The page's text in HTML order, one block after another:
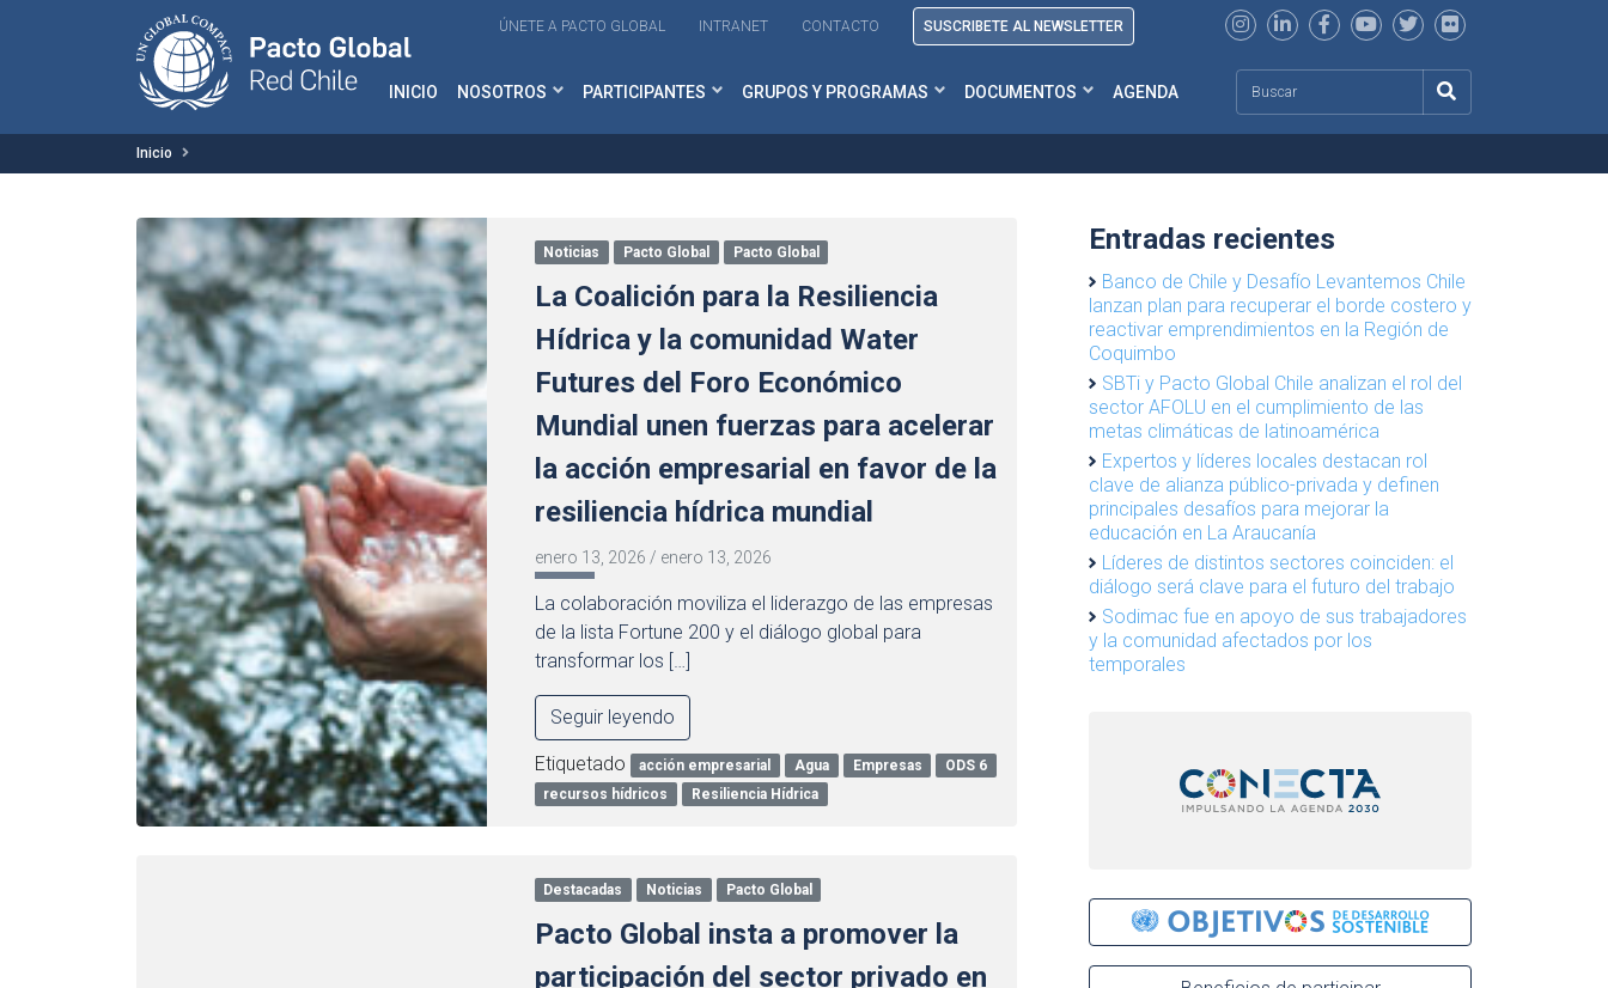
ÚNETE A PACTO GLOBAL INTRANET CONTACTO SUSCRIBETE AL NEWSLETTER
INICIO NOSOTROS PARTICIPANTES GRUPOS Y PROGRAMAS DOCUMENTOS AGENDA
Inicio
Noticias Pacto Global Pacto Global
La Coalición para la Resiliencia
Hídrica y la comunidad Water
Futures del Foro Económico
Mundial unen fuerzas para acelerar
la acción empresarial en favor de la
resiliencia hídrica mundial
enero 13, 2026 / enero 13, 2026
La colaboración moviliza el liderazgo de las empresas
de la lista Fortune 200 y el diálogo global para
transformar los […]
Seguir leyendo
Etiquetado acción empresarial Agua Empresas
ODS 6
recursos hídricos
Resiliencia Hídrica
Destacadas Noticias Pacto Global
Pacto Global insta a promover la
participación del sector privado en
Entradas recientes
Banco de Chile y Desafío Levantemos Chile
lanzan plan para recuperar el borde costero y
reactivar emprendimientos en la Región de
Coquimbo
SBTi y Pacto Global Chile analizan el rol del
sector AFOLU en el cumplimiento de las
metas climáticas de latinoamérica
Expertos y líderes locales destacan rol
clave de alianza público-privada y definen
principales desafíos para mejorar la
educación en La Araucanía
Líderes de distintos sectores coinciden: el
diálogo será clave para el futuro del trabajo
Sodimac fue en apoyo de sus trabajadores
y la comunidad afectados por los
temporales